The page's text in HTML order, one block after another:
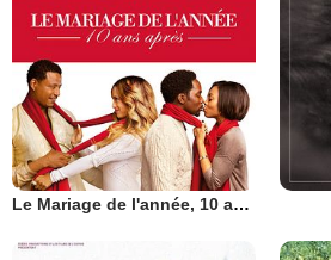
Le Mariage de l'année, 10 ans après